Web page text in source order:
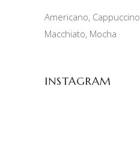
Americano Cappuccino
Macchiato Mocha
INSTAGRAM